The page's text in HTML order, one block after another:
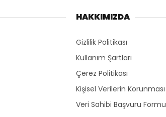
HAKKIMIZDA
Gizlilik Politikası
Kullanım Şartları
Çerez Politikası
Kişisel Verilerin Korunması
Veri Sahibi Başvuru Formu